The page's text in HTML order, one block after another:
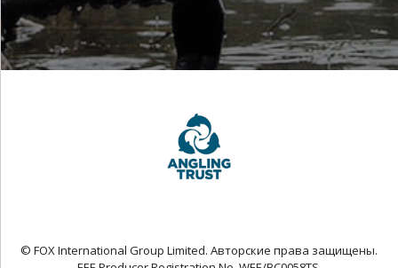
© FOX International Group Limited. Авторские права защищены.